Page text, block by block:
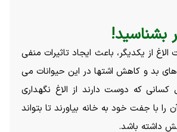
بشناسید!
از یکدیگر، باعث ایجاد تاثیرات منفی
بد و کاهش اشتها در این حیوانات می
که دوست دارند از الاغ نگهداری
را با جفت خود به خانه بیاورند تا بتواند
داشته باشد.